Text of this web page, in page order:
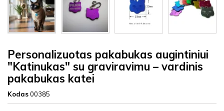
Personalizuotas pakabukas augintiniui
"Katinukas" su graviravimu – vardinis
pakabukas katei
Kodas00385